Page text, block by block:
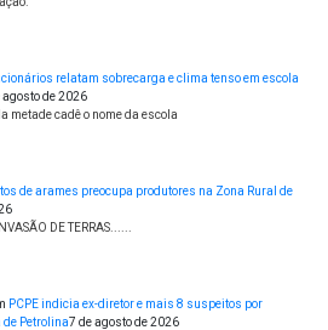
relatam sobrecarga e clima tenso em escola
agosto de 2026
metade cadê o nome da escola
de arames preocupa produtores na Zona Rural de
DE TERRAS......
PCPE indicia ex-diretor e mais 8 suspeitos por
Petrolina7 de agosto de 2026